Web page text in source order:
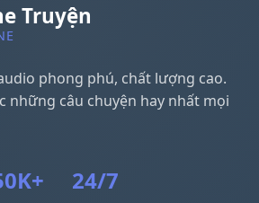
Truyện
phong phú, chất lượng cao.
những câu chuyện hay nhất mọi
24/7